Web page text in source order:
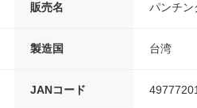
販売名 パンチン
製造国 台湾
JANコード